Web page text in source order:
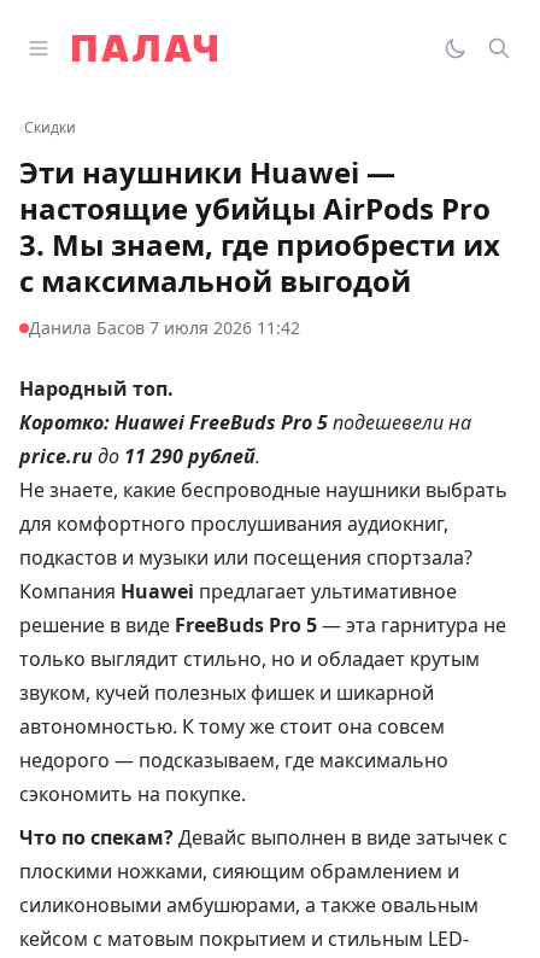
Открыть главное меню
Палач
‹Скидки
Эти наушники Huawei —
настоящие убийцы AirPods Pro
3. Мы знаем, где приобрести их
с максимальной выгодой
Данила Басов·7 июля 2026 11:42
Народный топ.
Коротко:Huawei FreeBuds Pro 5подешевели на
price.ruдо 11 290 рублей.
Не знаете, какие беспроводные наушники выбрать
для комфортного прослушивания аудиокниг,
подкастов и музыки или посещения спортзала?
Компания Huawei предлагает ультимативное
решение в виде FreeBuds Pro 5— эта гарнитура не
только выглядит стильно, но и обладает крутым
звуком, кучей полезных фишек и шикарной
автономностью. К тому же стоит она совсем
недорого — подсказываем, где максимально
сэкономить на покупке.
Что по спекам?Девайс выполнен в виде затычек с
плоскими ножками, сияющим обрамлением и
силиконовыми амбушюрами, а также овальным
кейсом с матовым покрытием и стильным LED-